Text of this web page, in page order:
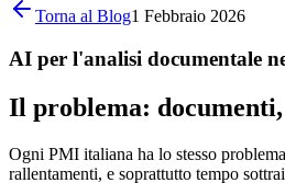
Torna al Blog1 Febbraio 2026
AI per l'analisi documentale
Il problema:
Ogni PMI italiana ha lo stesso
rallentamenti, e soprattutto tempo